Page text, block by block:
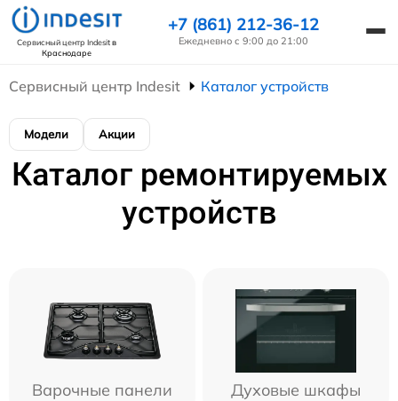
Сервисный центр Indesitв
Краснодаре
+7 (861) 212-36-12
Ежедневно с 9:00 до 21:00
Сервисный центр Indesit Каталог устройств
Модели Акции
Каталог ремонтируемых
устройств
Варочные панели Духовые шкафы